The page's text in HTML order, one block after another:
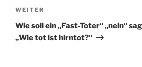
Nächster
Beitrag
WEITER
Wie soll ein „Fast-Toter“ „nein“
„Wie tot ist hirntot?“